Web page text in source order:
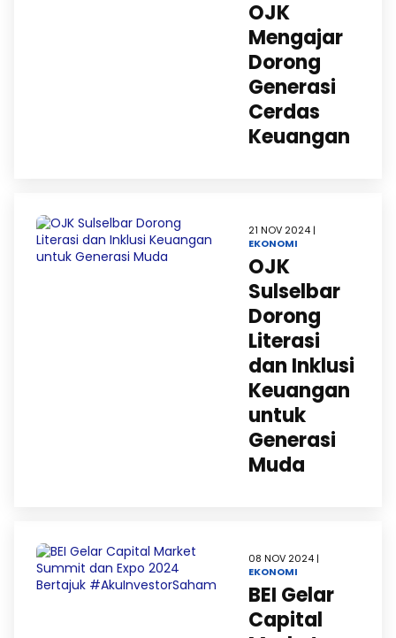
OJK
Mengajar
Dorong
Generasi
Cerdas
Keuangan
21 NOV 2024 |
EKONOMI
OJK
Sulselbar
Dorong
Literasi
dan Inklusi
Keuangan
untuk
Generasi
Muda
08 NOV 2024 |
EKONOMI
BEI Gelar
Capital